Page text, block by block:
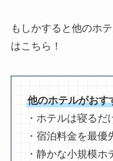
もしかすると他のホ
はこちら！
他のホテルがおす
・ホテルは寝るだ
・宿泊料金を最優
・静かな小規模ホ